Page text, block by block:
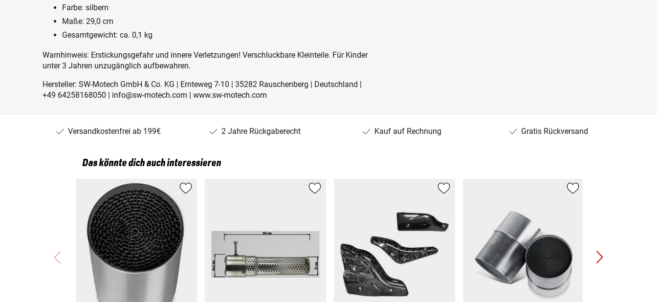
Farbe: silbern
Maße: 29,0 cm
Gesamtgewicht: ca. 0,1 kg
Warnhinweis: Erstickungsgefahr und innere Verletzungen! Verschluckbare Kleinteile. Für Kinder
unter 3 Jahren unzugänglich aufbewahren.
Hersteller: SW-Motech GmbH & Co. KG | Ernteweg 7-10 | 35282 Rauschenberg | Deutschland |
+49 64258168050 | info@sw-motech.com | www.sw-motech.com
Versandkostenfrei ab 199€ 2 Jahre Rückgaberecht Kauf auf Rechnung Gratis Rückversand
Das könnte dich auch interessieren